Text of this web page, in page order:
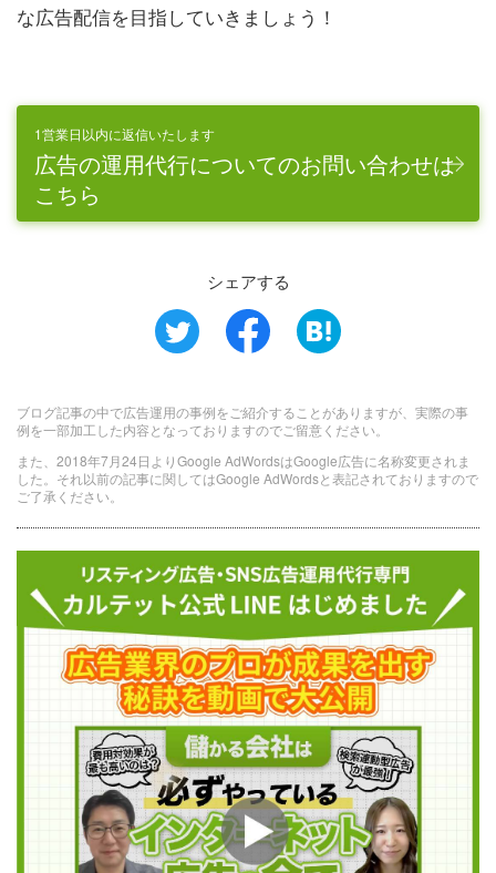
な広告配信を目指していきましょう！
1営業日以内に返信いたします
広告の運用代行についてのお問い合わせは
こちら
シェアする
ブログ記事の中で広告運用の事例をご紹介することがありますが、実際の事
例を一部加工した内容となっておりますのでご留意ください。
また、2018年7月24日よりGoogle AdWordsはGoogle広告に名称変更されま
した。それ以前の記事に関してはGoogle AdWordsと表記されておりますので
ご了承ください。